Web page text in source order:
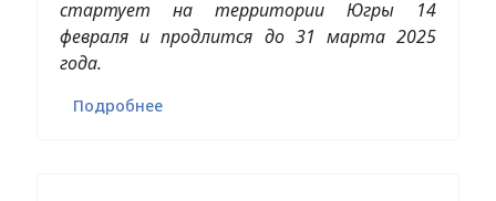
стартует на территории Югры 14
февраля и продлится до 31 марта 2025
года.
Подробнее